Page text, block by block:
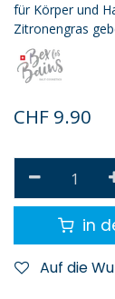
für Körper und
Zitronengras
CHF 9.90
in
Auf die